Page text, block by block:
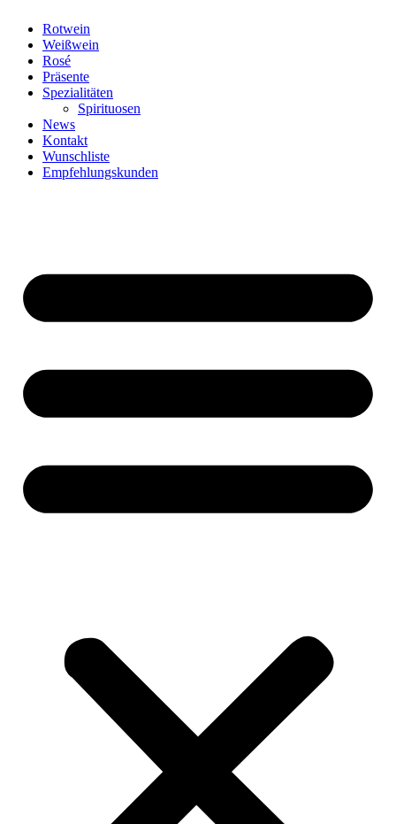
Inhalt
springen
Rotwein
Weißwein
Rosé
Präsente
Spezialitäten
Spirituosen
News
Kontakt
Wunschliste
Empfehlungskunden